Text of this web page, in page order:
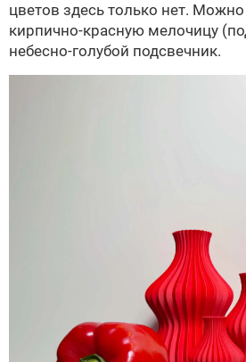
цветов здесь только нет.
кирпично-красную мелочицу
небесно-голубой подсвечник.